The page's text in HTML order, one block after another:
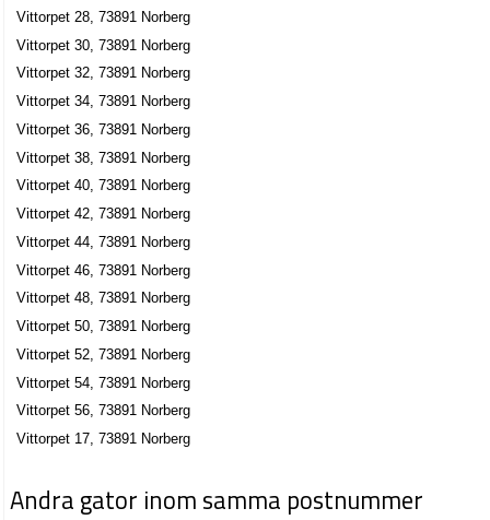
Vittorpet 28, 73891 Norberg
Vittorpet 30, 73891 Norberg
Vittorpet 32, 73891 Norberg
Vittorpet 34, 73891 Norberg
Vittorpet 36, 73891 Norberg
Vittorpet 38, 73891 Norberg
Vittorpet 40, 73891 Norberg
Vittorpet 42, 73891 Norberg
Vittorpet 44, 73891 Norberg
Vittorpet 46, 73891 Norberg
Vittorpet 48, 73891 Norberg
Vittorpet 50, 73891 Norberg
Vittorpet 52, 73891 Norberg
Vittorpet 54, 73891 Norberg
Vittorpet 56, 73891 Norberg
Vittorpet 17, 73891 Norberg
Andra gator inom samma postnummer